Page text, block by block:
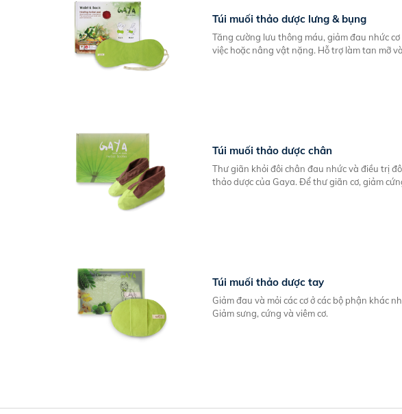
Túi muối thảo dược lưng & bụng
Tăng cường lưu thông máu, giảm đau nhức
việc hoặc nâng vật nặng. Hỗ trợ làm tan mỡ
Túi muối thảo dược chân
Thư giãn khỏi đôi chân đau nhức và điều trị
thảo dược của Gaya. Để thư giãn cơ, giảm
Túi muối thảo dược tay
Giảm đau và mỏi các cơ ở các bộ phận khác
Giảm sưng, cứng và viêm cơ.